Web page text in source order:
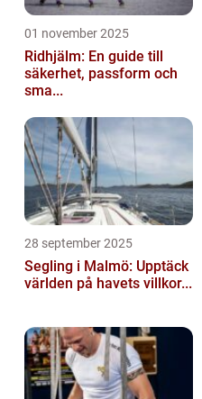
01 november 2025
Ridhjälm: En guide till
säkerhet, passform och
sma...
28 september 2025
Segling i Malmö: Upptäck
världen på havets villkor...